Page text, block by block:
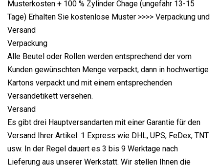
Musterkosten + 100 % Zylinder Chage (ungefähr 13-15
Tage) Erhalten Sie kostenlose Muster >>>> Verpackung und
Versand
Verpackung
Alle Beutel oder Rollen werden entsprechend der vom
Kunden gewünschten Menge verpackt, dann in hochwertige
Kartons verpackt und mit einem entsprechenden
Versandetikett versehen.
Versand
Es gibt drei Hauptversandarten mit einer Garantie für den
Versand Ihrer Artikel: 1 Express wie DHL, UPS, FeDex, TNT
usw. In der Regel dauert es 3 bis 9 Werktage nach
Lieferung aus unserer Werkstatt. Wir stellen Ihnen die